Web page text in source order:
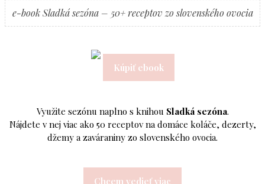
e-book Sladká sezóna – 50+ receptov zo slovenského ovocia
Kúpiť ebook
Využite sezónu naplno s knihou Sladká sezóna.
Nájdete v nej viac ako 50 receptov na domáce koláče, dezerty,
džemy a zaváraniny zo slovenského ovocia.
Chcem vedieť viac